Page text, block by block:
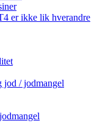
er ikke lik hverandre
jod / jodmangel